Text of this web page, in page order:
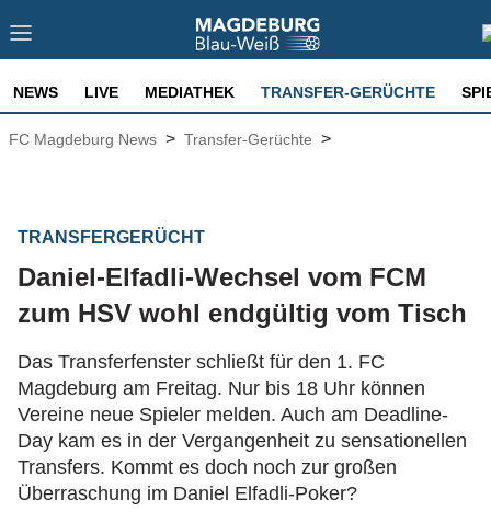
NEWS LIVE MEDIATHEK TRANSFER-GERÜCHTE
FC Magdeburg News > Transfer-Gerüchte >
TRANSFERGERÜCHT
Daniel-Elfadli-Wechsel vom FCM
zum HSV wohl endgültig vom Tisch
Das Transferfenster schließt für den 1. FC
Magdeburg am Freitag. Nur bis 18 Uhr können
Vereine neue Spieler melden. Auch am Deadline-
Day kam es in der Vergangenheit zu sensationellen
Transfers. Kommt es doch noch zur großen
Überraschung im Daniel Elfadli-Poker?